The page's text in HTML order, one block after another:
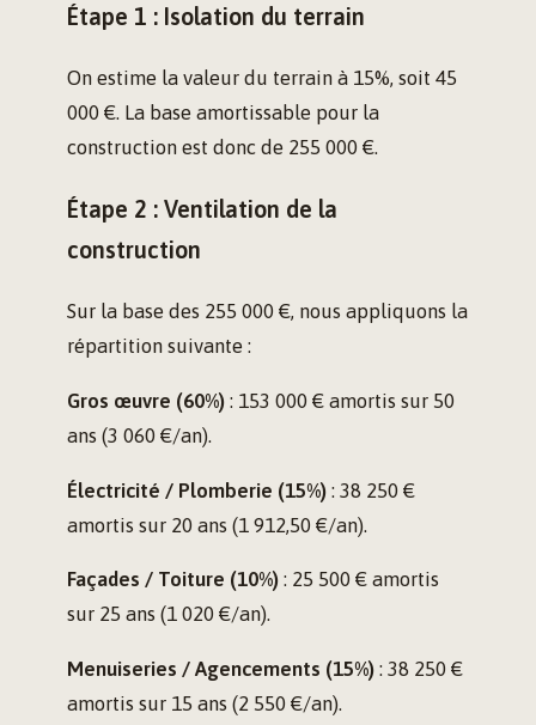
Étape 1 : Isolation du terrain
On estime la valeur du terrain à 15%, soit 45
000 €. La base amortissable pour la
construction est donc de 255 000 €.
Étape 2 : Ventilation de la
construction
Sur la base des 255 000 €, nous appliquons la
répartition suivante :
Gros œuvre (60%) : 153 000 € amortis sur 50
ans (3 060 €/an).
Électricité / Plomberie (15%) : 38 250 €
amortis sur 20 ans (1 912,50 €/an).
Façades / Toiture (10%) : 25 500 € amortis
sur 25 ans (1 020 €/an).
Menuiseries / Agencements (15%) : 38 250 €
amortis sur 15 ans (2 550 €/an).